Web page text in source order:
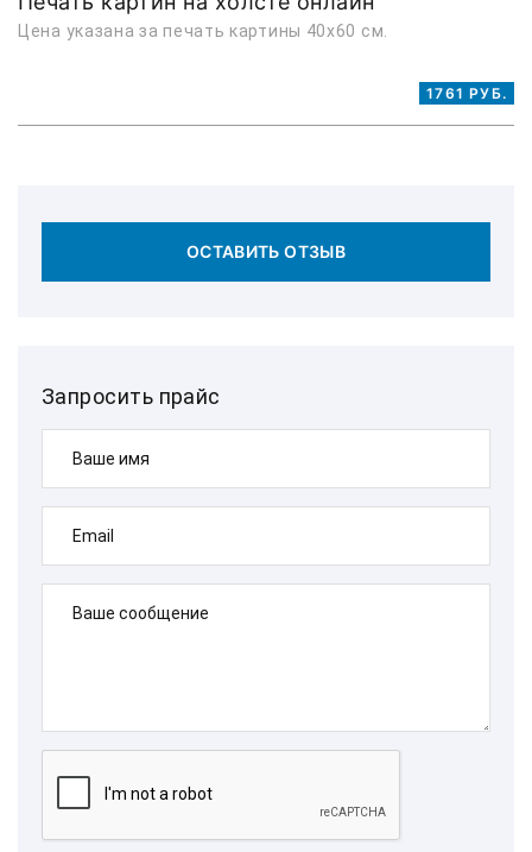
Цена указана за печать картины 40х60 см.
1761 РУБ.
ОСТАВИТЬ ОТЗЫВ
Запросить прайс
Ваше имя
Email
Ваше сообщение